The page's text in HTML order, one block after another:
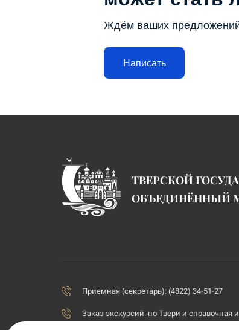
Ждём ваших
Написать
ТВЕРСКОЙ
ОБЪЕДИНЁННЫЙ
Приемная (секретарь): (4822) 34-51-27
Заказ экскурсий: по Твери и справочная